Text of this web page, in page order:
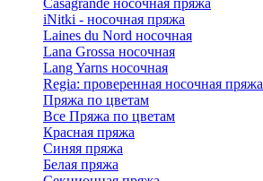
iNitki - носочная пряжа
Laines du Nord носочная
Lana Grossa носочная
Lang Yarns носочная
Regia: проверенная носочная пряжа
Пряжа по цветам
Все Пряжа по цветам
Красная пряжа
Синяя пряжа
Белая пряжа